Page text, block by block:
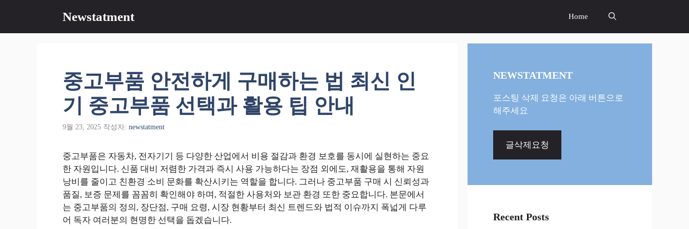
츠
Newstatment Home
중고부품 안전하게 구매하는 법 최신 인
기 중고부품 선택과 활용 팁 안내
9월 23, 2025 작성자: newstatment
중고부품은 자동차, 전자기기 등 다양한 산업에서 비용 절감과 환경 보호를 동시에 실현하는 중요
한 자원입니다. 신품 대비 저렴한 가격과 즉시 사용 가능하다는 장점 외에도, 재활용을 통해 자원
낭비를 줄이고 친환경 소비 문화를 확산시키는 역할을 합니다. 그러나 중고부품 구매 시 신뢰성과
품질, 보증 문제를 꼼꼼히 확인해야 하며, 적절한 사용처와 보관 환경 또한 중요합니다. 본문에서
는 중고부품의 정의, 장단점, 구매 요령, 시장 현황부터 최신 트렌드와 법적 이슈까지 폭넓게 다루
어 독자 여러분의 현명한 선택을 돕겠습니다.
NEWSTATMENT
포스팅 삭제 요청은 아래 버튼으로
해주세요
글삭제요청
Recent Posts